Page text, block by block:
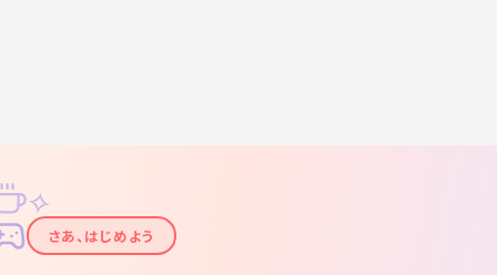
✦
✧
さあ、はじめよう